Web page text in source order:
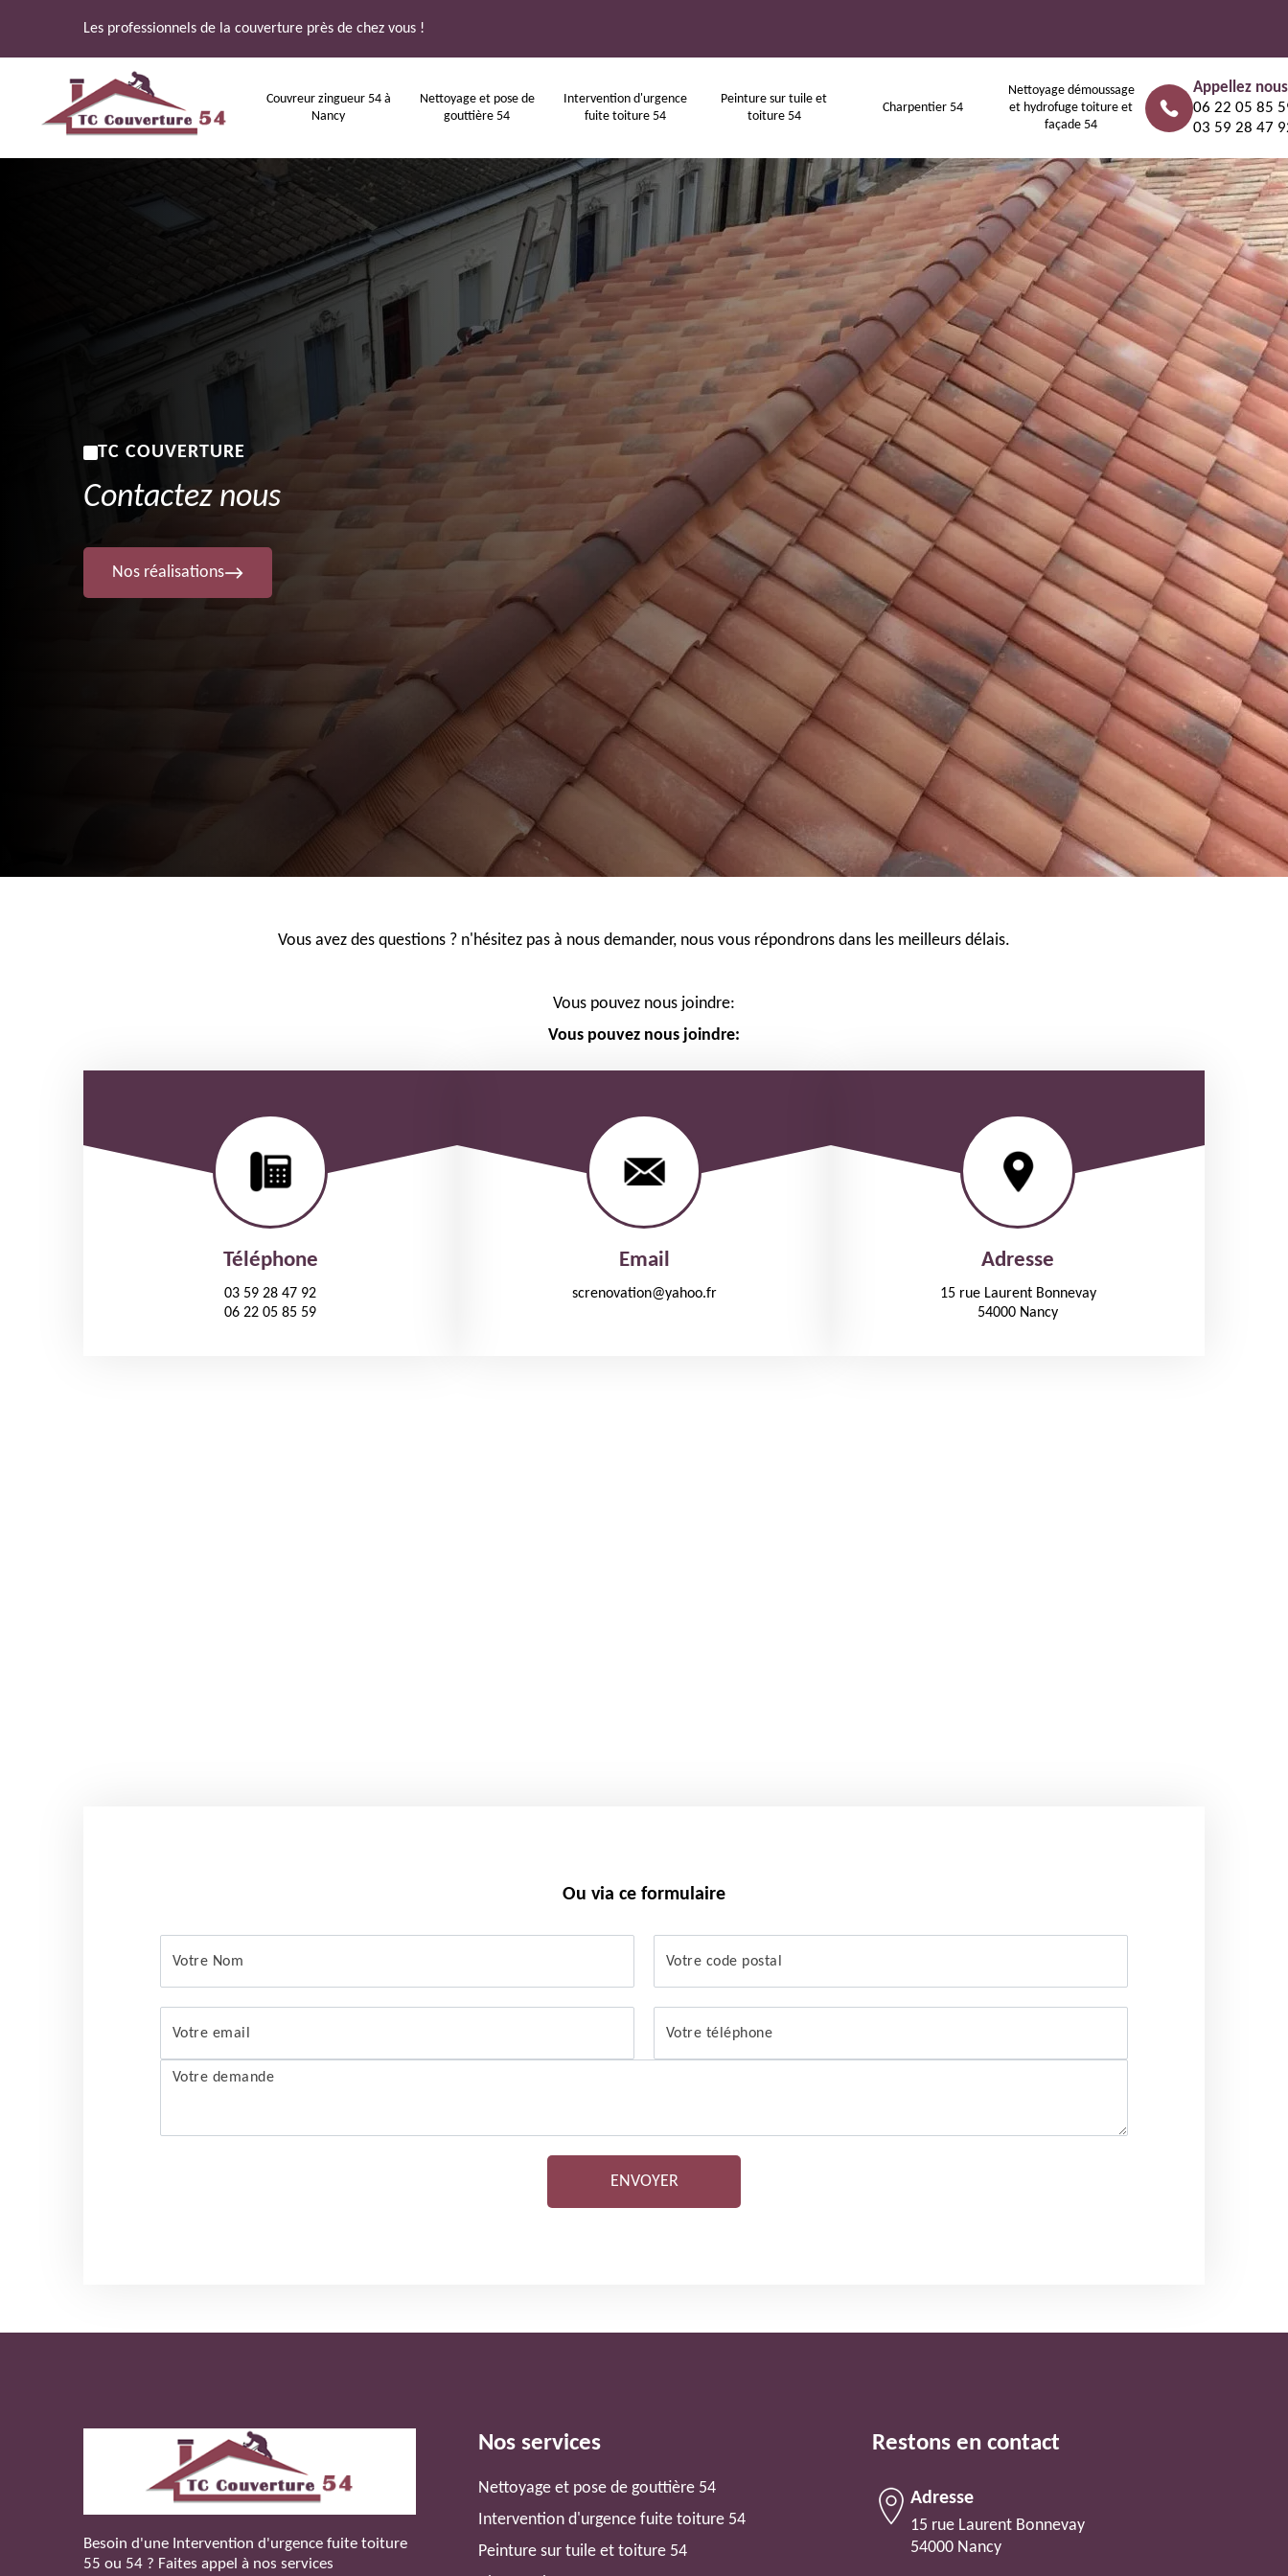
Les professionnels de la couverture près de chez vous !
Couvreur zingueur 54 à
Nancy
Nettoyage et pose de
gouttière 54
Intervention d'urgence
fuite toiture 54
Peinture sur tuile et
toiture 54
Charpentier 54
Nettoyage démoussage
et hydrofuge toiture et
façade 54
Appellez nous
06 22 05 85
03 59 28 47
TC COUVERTURE
Contactez nous
Nos réalisations
Vous avez des questions ? n'hésitez pas à nous demander, nous vous répondrons dans les meilleurs délais.
Vous pouvez nous joindre:
Vous pouvez nous joindre:
Téléphone
03 59 28 47 92
06 22 05 85 59
Email
screnovation@yahoo.fr
Adresse
15 rue Laurent Bonnevay
54000 Nancy
Ou via ce formulaire
Besoin d'une Intervention d'urgence fuite toiture
55 ou 54 ? Faites appel à nos services
Nos services
Nettoyage et pose de gouttière 54
Intervention d'urgence fuite toiture 54
Peinture sur tuile et toiture 54
Restons en contact
Adresse
15 rue Laurent Bonnevay
54000 Nancy